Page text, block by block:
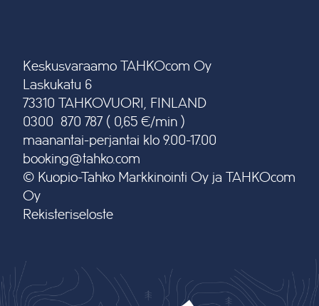
Keskusvaraamo TAHKOcom Oy
Laskukatu 6
73310 TAHKOVUORI, FINLAND
0300 870 787 ( 0,65 €/min )
maanantai-perjantai klo 9.00-17.00
booking@tahko.com
© Kuopio-Tahko Markkinointi Oy ja TAHKOcom
Oy
Rekisteriseloste